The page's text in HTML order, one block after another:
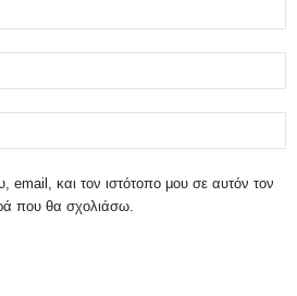
email, και τον ιστότοπο μου σε αυτόν τον
που θα σχολιάσω.